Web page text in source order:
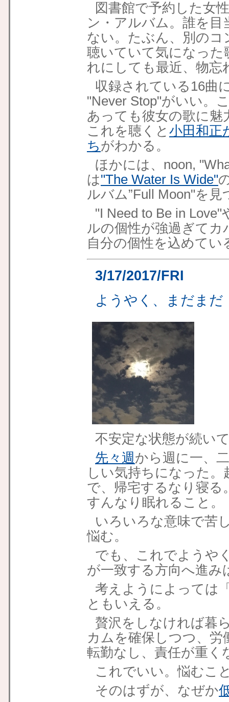
図書館で予約した女
ン・アルバム。誰を
ない。たぶん、別の
聴いていて気になっ
れにしても最近、物忘
収録されている16曲
"Never Stop"がいい。
あっても彼女の歌に
これを聴くと 小田和正
ちがわかる。
ほかには、noon,
は"The Water Is Wide"
ルバム”Full Moon"を見
"I Need to Be in
ルの個性が強過ぎて
自分の個性を込めてい
3/17/2017/FRI
ようやく、まだまだ
不安定な状態が続い
先々週から週に一、
しい気持ちになった
で、帰宅するなり寝
すんなり眠れること。
いろいろな意味で苦
悩む。
でも、これでようや
が一致する方向へ進み
考えようによっては
ともいえる。
贅沢をしなければ暮
カムを確保しつつ、労
転勤なし、責任が重く
これでいい。悩むこ
そのはずが、なぜか